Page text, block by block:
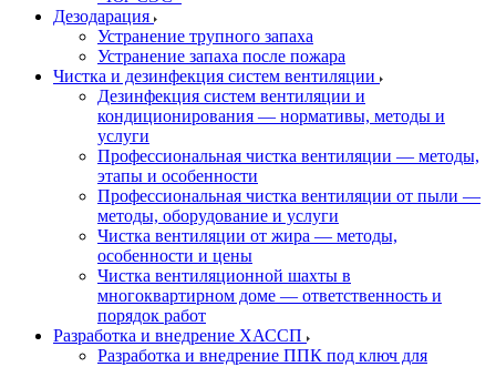
Дезодарация
Устранение трупного запаха
Устранение запаха после пожара
Чистка и дезинфекция систем вентиляции
Дезинфекция систем вентиляции и
кондиционирования — нормативы, методы и
услуги
Профессиональная чистка вентиляции — методы,
этапы и особенности
Профессиональная чистка вентиляции от пыли —
методы, оборудование и услуги
Чистка вентиляции от жира — методы,
особенности и цены
Чистка вентиляционной шахты в
многоквартирном доме — ответственность и
порядок работ
Разработка и внедрение ХАССП
Разработка и внедрение ППК под ключ для